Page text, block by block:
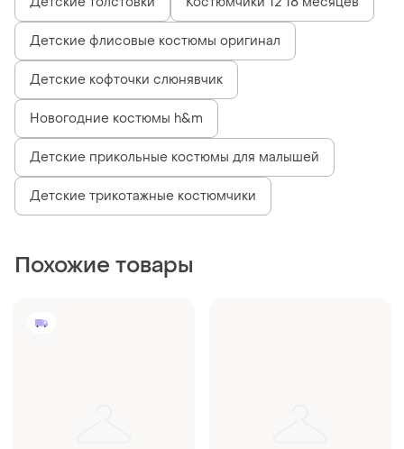
Детские флисовые костюмы оригинал
Детские кофточки слюнявчик
Новогодние костюмы h&m
Детские прикольные костюмы для малышей
Детские трикотажные костюмчики
Похожие товары